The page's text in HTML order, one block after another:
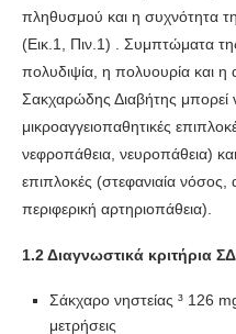
πληθυσμού και η συχνότητα
(Εικ.1, Πιν.1) . Συμπτώματα
πολυδιψία, η πολυουρία και
Σακχαρώδης Διαβήτης μπορεί
μικροαγγειοπαθητικές
νεφροπάθεια, νευροπάθεια)
επιπλοκές (στεφανιαία νόσος,
περιφερική αρτηριοπάθεια).
1.2 Διαγνωστικά κριτήρια ΣΔ
Σάκχαρο νηστείας ³ 126
μετρήσεις